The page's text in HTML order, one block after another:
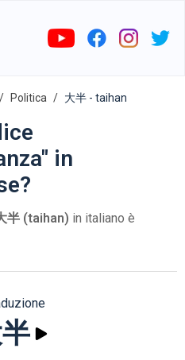
Politica 大半 - taihan
in
半 (taihan) in italiano è